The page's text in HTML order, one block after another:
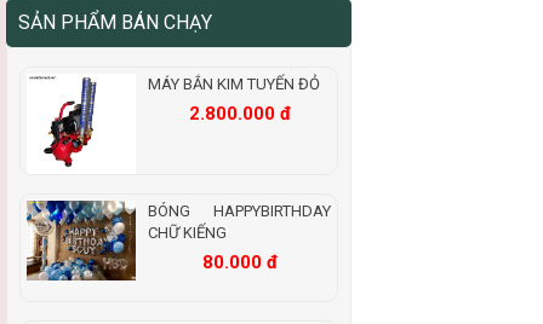
SẢN PHẨM BÁN CHẠY
MÁY BẮN KIM TUYẾN ĐỎ
2.800.000 đ
BÓNG HAPPYBIRTHDAY
CHỮ KIẾNG
80.000 đ